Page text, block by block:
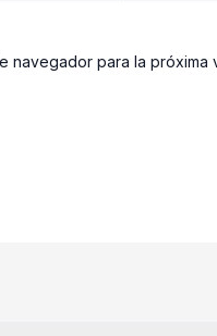
navegador para la próxima